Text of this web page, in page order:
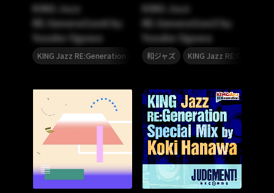
KING Jazz
RE:Generation6 by
Yusuke Ogawa
KING Jazz RE:Generation 尾川雄介
KING Jazz
RE:Generation5 by
Yusuke Ogawa
和ジャズ KING Jazz